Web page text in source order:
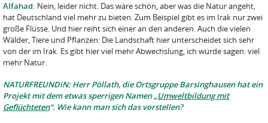
Alfahad: Nein, leider nicht. Das wäre schön, aber was die Natur angeht,
hat Deutschland viel mehr zu bieten. Zum Beispiel gibt es im Irak nur zwei
große Flüsse. Und hier reiht sich einer an den anderen. Auch die vielen
Wälder, Tiere und Pflanzen: Die Landschaft hier unterscheidet sich sehr
von der im Irak. Es gibt hier viel mehr Abwechslung, ich würde sagen: viel
mehr Natur.
NATURFREUNDiN: Herr Pöllath, die Ortsgruppe Barsinghausen hat ein
Projekt mit dem etwas sperrigen Namen „Umweltbildung mit
Geflüchteten“. Wie kann man sich das vorstellen?